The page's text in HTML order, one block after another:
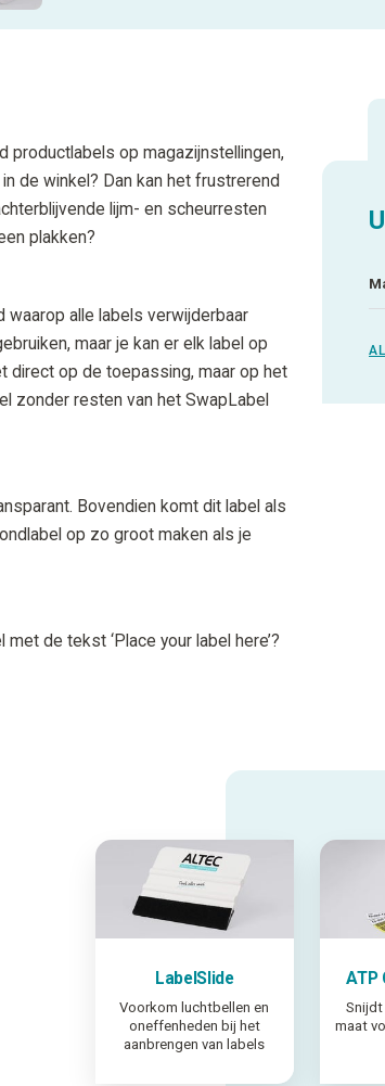
productlabels op magazijnstellingen,
de winkel? Dan kan het frustrerend
lijm- en scheurresten
plakken?
waarop alle labels verwijderbaar
maar je kan er elk label op
direct op de toepassing, maar op het
zonder resten van het SwapLabel
Bovendien komt dit label als
op zo groot maken als je
de tekst ‘Place your label here’?
LabelSlide
Voorkom luchtbellen en
oneffenheden bij het
aanbrengen van labels
ATP
maat